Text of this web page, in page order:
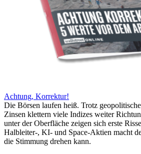
Achtung, Korrektur!
Die Börsen laufen heiß. Trotz
Zinsen klettern viele Indizes weiter
unter der Oberfläche zeigen sich erste
Halbleiter-, KI- und Space-Aktien macht
die Stimmung drehen kann.